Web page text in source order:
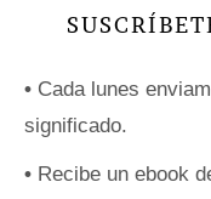
• Cada lunes
significado.
• Recibe un ebook